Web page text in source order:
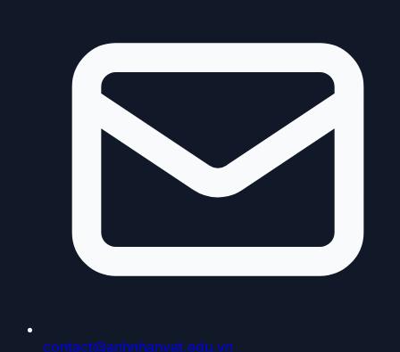
contact@anhnhanvat.edu.vn